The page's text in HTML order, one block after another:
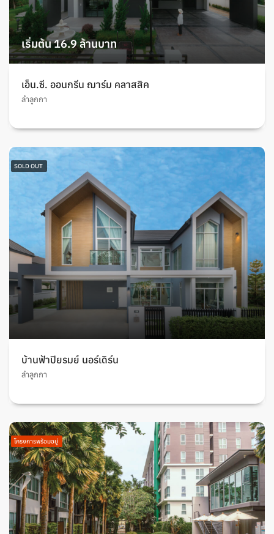
เริ่มต้น 16.9 ล้านบาท
เอ็น.ซี. ออนกรีน ฌาร์ม คลาสสิค
ลำลูกกา
SOLD OUT
บ้านฟ้าปิยรมย์ นอร์เดิร์น
ลำลูกกา
โครงการพร้อมอยู่